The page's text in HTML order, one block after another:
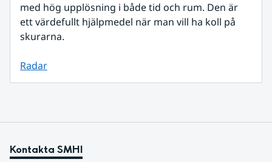
med hög upplösning i både tid och rum. Den är
ett värdefullt hjälpmedel när man vill ha koll på
skurarna.
Radar
Kontakta SMHI